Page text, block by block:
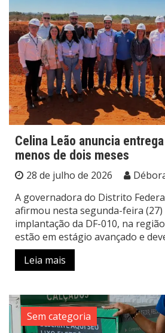
Celina Leão anuncia
menos de dois meses
28 de julho de 2026
A governadora do Distrito
afirmou nesta segunda-feira (27)
implantação da DF-010, na
estão em estágio avançado e
Leia mais
Sem categoria